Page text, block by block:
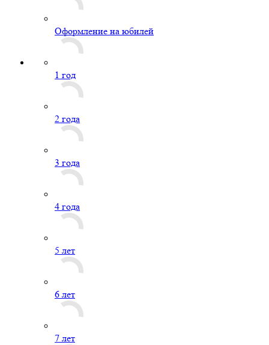
Оформление на юбилей
1 год
2 года
3 года
4 года
5 лет
6 лет
7 лет